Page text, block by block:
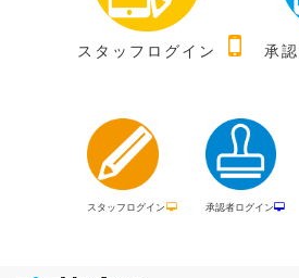
スタッフログイン 承認者ログイン
スタッフログイン 承